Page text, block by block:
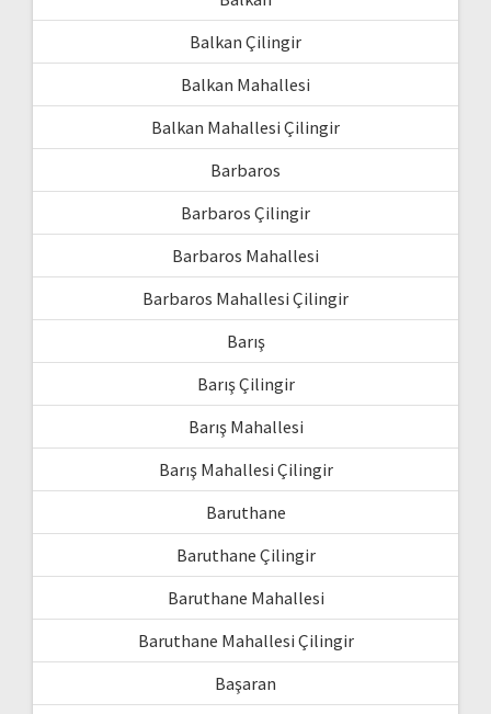
Balkan Çilingir
Balkan Mahallesi
Balkan Mahallesi Çilingir
Barbaros
Barbaros Çilingir
Barbaros Mahallesi
Barbaros Mahallesi Çilingir
Barış
Barış Çilingir
Barış Mahallesi
Barış Mahallesi Çilingir
Baruthane
Baruthane Çilingir
Baruthane Mahallesi
Baruthane Mahallesi Çilingir
Başaran